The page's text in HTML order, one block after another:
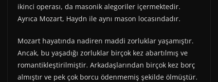
ikinci operası, da masonik alegoriler içermektedir.
Ayrıca Mozart, Haydn ile aynı mason locasındadır.
Mozart hayatında nadiren maddi zorluklar yaşamıştır.
Ancak, bu yaşadığı zorluklar birçok kez abartılmış ve
romantikleştirilmiştir. Arkadaşlarından birçok kez borç
almıştır ve pek çok borcu ödenmemiş şekilde ölmüştür.